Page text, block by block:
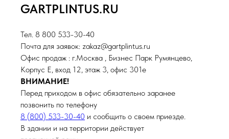
GARTPLINTUS.RU
Тел. 8 800 533-30-40
Почта для заявок: zakaz@gartplintus.ru
Офис продаж : г.Москва , Бизнес Парк Румянцево,
Корпус Е, вход 12, этаж 3, офис 301е
ВНИМАНИЕ!
Перед приходом в офис обязательно заранее
позвонить по телефону
8 (800) 533-30-40 и сообщить о своем приезде.
В здании и на территории действует